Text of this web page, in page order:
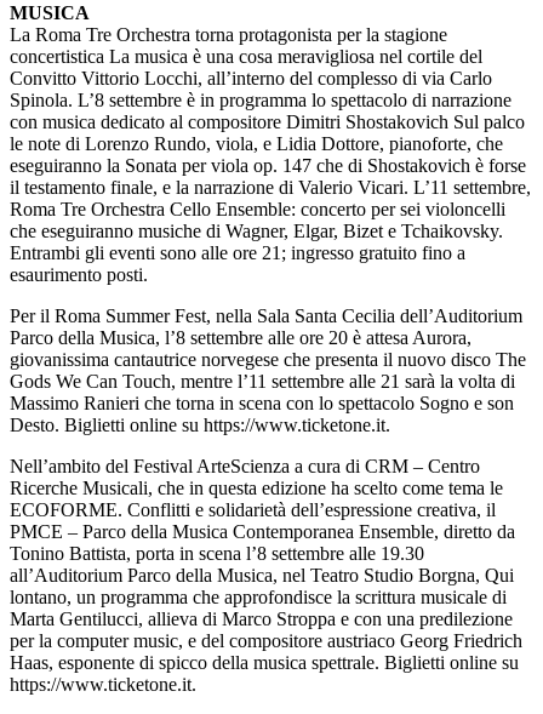
MUSICA
La Roma Tre Orchestra torna protagonista per la stagione
concertistica La musica è una cosa meravigliosa nel cortile del
Convitto Vittorio Locchi, all’interno del complesso di via Carlo
Spinola. L’8 settembre è in programma lo spettacolo di narrazione
con musica dedicato al compositore Dimitri Shostakovich Sul palco
le note di Lorenzo Rundo, viola, e Lidia Dottore, pianoforte, che
eseguiranno la Sonata per viola op. 147 che di Shostakovich è forse
il testamento finale, e la narrazione di Valerio Vicari. L’11 settembre,
Roma Tre Orchestra Cello Ensemble: concerto per sei violoncelli
che eseguiranno musiche di Wagner, Elgar, Bizet e Tchaikovsky.
Entrambi gli eventi sono alle ore 21; ingresso gratuito fino a
esaurimento posti.
Per il Roma Summer Fest, nella Sala Santa Cecilia dell’Auditorium
Parco della Musica, l’8 settembre alle ore 20 è attesa Aurora,
giovanissima cantautrice norvegese che presenta il nuovo disco The
Gods We Can Touch, mentre l’11 settembre alle 21 sarà la volta di
Massimo Ranieri che torna in scena con lo spettacolo Sogno e son
Desto. Biglietti online su https://www.ticketone.it.
Nell’ambito del Festival ArteScienza a cura di CRM – Centro
Ricerche Musicali, che in questa edizione ha scelto come tema le
ECOFORME. Conflitti e solidarietà dell’espressione creativa, il
PMCE – Parco della Musica Contemporanea Ensemble, diretto da
Tonino Battista, porta in scena l’8 settembre alle 19.30
all’Auditorium Parco della Musica, nel Teatro Studio Borgna, Qui
lontano, un programma che approfondisce la scrittura musicale di
Marta Gentilucci, allieva di Marco Stroppa e con una predilezione
per la computer music, e del compositore austriaco Georg Friedrich
Haas, esponente di spicco della musica spettrale. Biglietti online su
https://www.ticketone.it.